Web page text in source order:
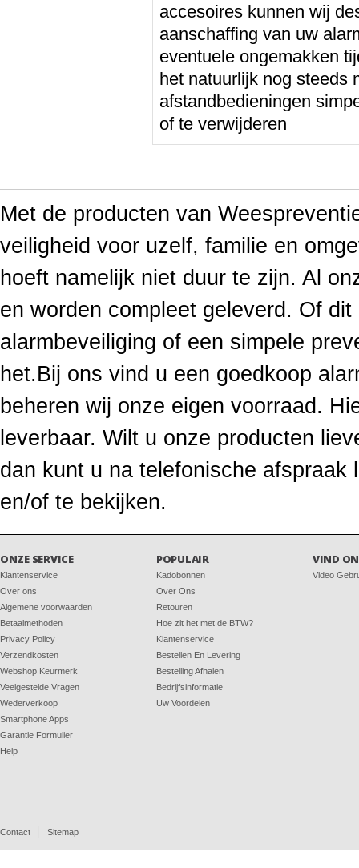
accesoires kunnen wij
aanschaffing van uw
eventuele ongemakken
het natuurlijk nog steeds
afstandbedieningen
of te verwijderen
Met de producten van
veiligheid voor uzelf, familie en
hoeft namelijk niet duur te zijn. Al
en worden compleet geleverd. Of
alarmbeveiliging of een simpele
het.Bij ons vind u een goedkoop
beheren wij onze eigen voorraad.
leverbaar. Wilt u onze producten
dan kunt u na telefonische
en/of te bekijken.
ONZE SERVICE
Klantenservice
Over ons
Algemene voorwaarden
Betaalmethoden
Privacy Policy
Verzendkosten
Webshop Keurmerk
Veelgestelde Vragen
Wederverkoop
Smartphone Apps
Garantie Formulier
Help
POPULAIR
Kadobonnen
Over Ons
Retouren
Hoe zit het met de BTW?
Klantenservice
Bestellen En Levering
Bestelling Afhalen
Bedrijfsinformatie
Uw Voordelen
VIND
Video
Contact Sitemap